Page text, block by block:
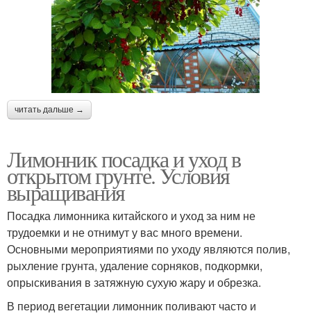
читать дальше →
Лимонник посадка и уход в
открытом грунте. Условия
выращивания
Посадка лимонника китайского и уход за ним не
трудоемки и не отнимут у вас много времени.
Основными мероприятиями по уходу являются полив,
рыхление грунта, удаление сорняков, подкормки,
опрыскивания в затяжную сухую жару и обрезка.
В период вегетации лимонник поливают часто и